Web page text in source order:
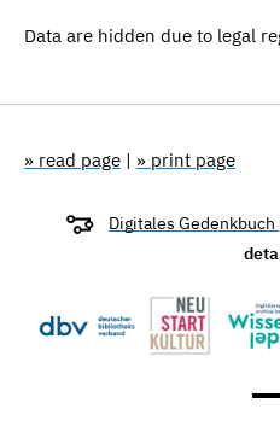
Data are hidden due to legal
» read page | » print page
Digitales Gedenkbuch